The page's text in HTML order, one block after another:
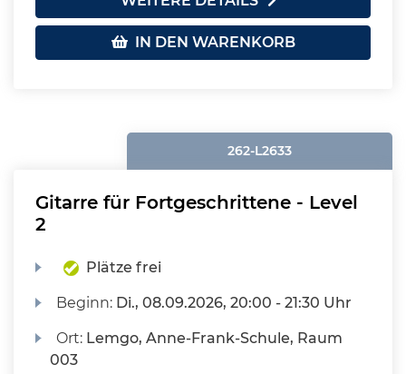
IN DEN WARENKORB
262-L2633
Gitarre für Fortgeschrittene - Level
2
Plätze frei
Beginn: Di., 08.09.2026, 20:00 - 21:30 Uhr
Ort: Lemgo, Anne-Frank-Schule, Raum
003